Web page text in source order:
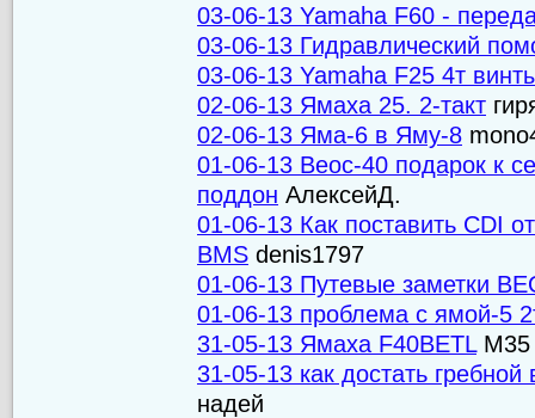
03-06-13 Yamaha F60 -
03-06-13 Гидравлический
03-06-13 Yamaha F25 4т
02-06-13 Ямаха 25. 2-такт
02-06-13 Яма-6 в Яму-8
01-06-13 Веос-40 подарок к
поддон АлексейД.
01-06-13 Как поставить CDI
BMS denis1797
01-06-13 Путевые заметки
01-06-13 проблема с ямой-5
31-05-13 Ямаха F40BETLM35
31-05-13 как достать
надей